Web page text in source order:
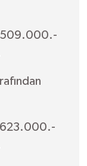
509.000.-